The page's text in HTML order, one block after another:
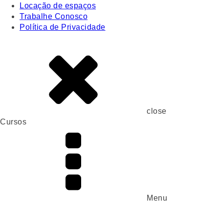
Locação de espaços
Trabalhe Conosco
Política de Privacidade
close
Cursos
Menu